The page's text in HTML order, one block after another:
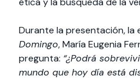
Durante la presentación, la
Domingo, María Eugenia
pregunta: “¿Podrá
mundo que hoy día está